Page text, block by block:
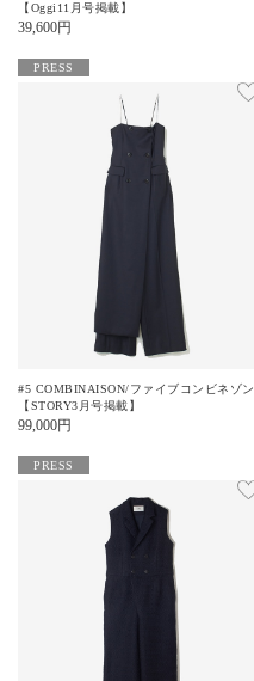
【Oggi11月号掲載】
39,600円
PRESS
#5 COMBINAISON/ファイブコンビネゾン
【STORY3月号掲載】
99,000円
PRESS